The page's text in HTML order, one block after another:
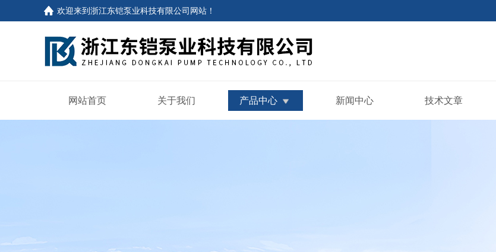
欢迎来到浙江东铠泵业科技有限公司网站 ！
网站首页 关于我们 产品中心 新闻中心 技术文章